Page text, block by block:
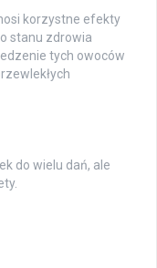
korzystne efekty
stanu zdrowia
tych owoców
do wielu dań, ale